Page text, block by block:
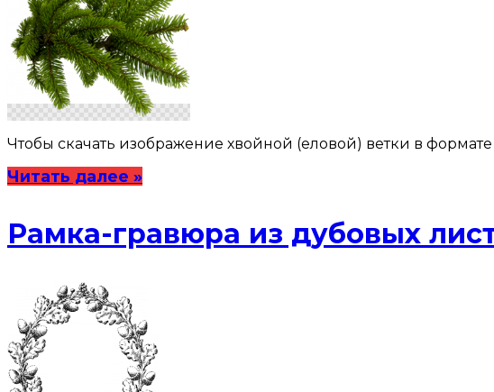
Чтобы скачать изображение хвойной (еловой) ветки в
Читать далее »
Рамка-гравюра из дубовых